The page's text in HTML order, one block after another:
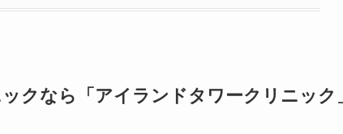
クなら「アイランドタワークリニック